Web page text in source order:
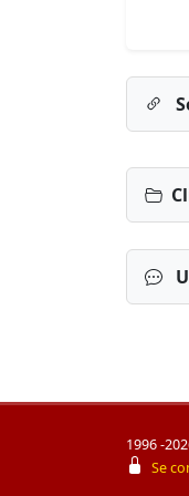
1996 -
Se